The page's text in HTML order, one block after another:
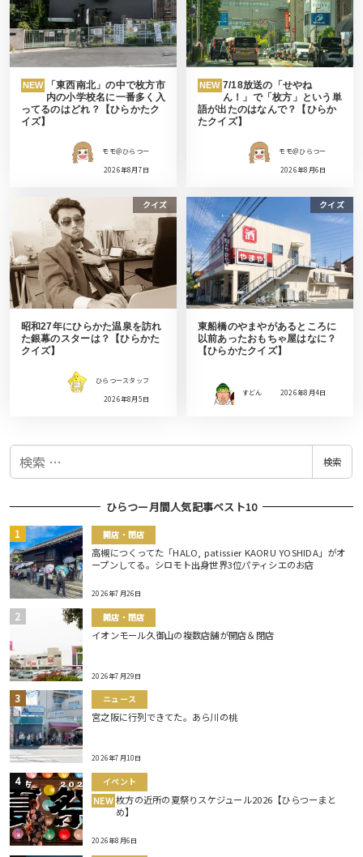
NEW
「東西南北」の中で枚方市
内の小学校名に一番多く入
ってるのはどれ？【ひらかたク
イズ】
モモ＠ひらつー
2026年8月7日
NEW 7/18放送の「せやね
ん！」で「枚方」という単
語が出たのはなんで？【ひらか
たクイズ】
モモ＠ひらつー
2026年8月6日
クイズ
昭和27年にひらかた温泉を訪れ
た銀幕のスターは？【ひらかた
クイズ】
ひらつースタッフ
2026年8月5日
クイズ
東船橋のやまやがあるところに
以前あったおもちゃ屋はなに？
【ひらかたクイズ】
すどん 2026年8月4日
検
検索
ひらつー月間人気記事ベスト10
開店・閉店
高槻につくってた「HALO, patissier KAORU YOSHIDA」がオ
ープンしてる。シロモト出身世界3位パティシエのお店
2026年7月26日
開店・閉店
イオンモール久御山の複数店舗が開店＆閉店
2026年7月29日
ニュース
宮之阪に行列できてた。あら川の桃
2026年7月10日
イベント
NEW 枚方の近所の夏祭りスケジュール2026【ひらつーまと
め】
2026年8月6日